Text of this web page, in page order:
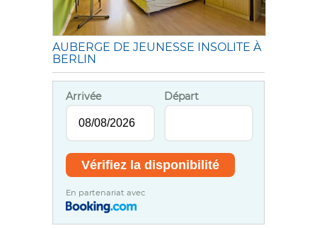
AUBERGE DE JEUNESSE INSOLITE À
BERLIN
Arrivée Départ
En partenariat avec